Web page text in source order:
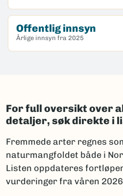
Offentlig innsyn
Årlige innsyn fra 2025
For full oversikt over
detaljer, søk direkte i
Fremmede arter regnes
naturmangfoldet både i
Listen oppdateres
vurderinger fra våren